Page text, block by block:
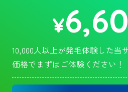
¥
10,000人以上が発毛体験した当
価格でまずはご体験ください！